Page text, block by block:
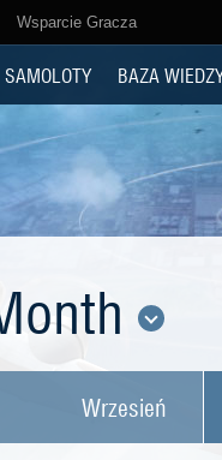
Wsparcie Gracza
SAMOLOTY BAZA
Wrzesień